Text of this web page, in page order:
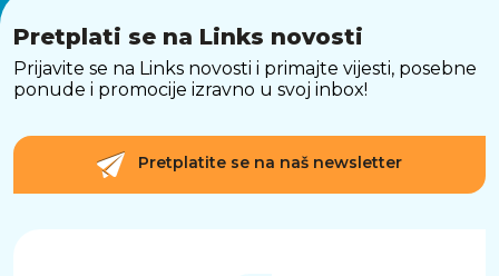
Pretplati se na Links novosti
Prijavite se na Links novosti i primajte vijesti, posebne
ponude i promocije izravno u svoj inbox!
Pretplatite se na naš newsletter